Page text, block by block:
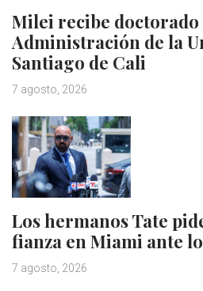
Milei recibe doctorado
Administración de la
Santiago de Cali
7 agosto, 2026
Los hermanos Tate
fianza en Miami ante
7 agosto, 2026